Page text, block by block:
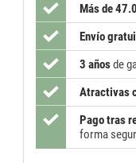
Más de
Envío
3 añosde
Atractivas
Pago tras
forma